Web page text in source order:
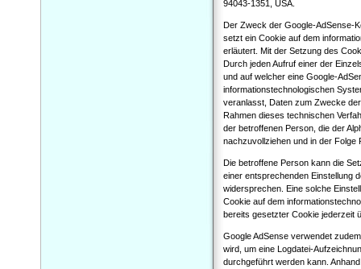
94043-1351, USA.
Der Zweck der Google-AdSense-
setzt ein Cookie auf dem
erläutert. Mit der Setzung des
Durch jeden Aufruf einer der
und auf welcher eine Google-
informationstechnologischen
veranlasst, Daten zum Zwecke
Rahmen dieses technischen
der betroffenen Person, die der
nachzuvollziehen und in der
Die betroffene Person kann die
einer entsprechenden Einstellung
widersprechen. Eine solche
Cookie auf dem
bereits gesetzter Cookie jederzeit
Google AdSense verwendet
wird, um eine Logdatei-
durchgeführt werden kann.